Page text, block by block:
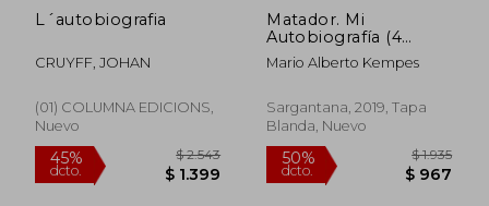
50%
dcto. $ 802
20%
dcto.
L´autobiografia
CRUYFF, JOHAN
(01) COLUMNA EDICIONS,
Nuevo
Matador. Mi
Autobiografía (4
edición)
Mario Alberto Kempes
Sargantana, 2019, Tapa
Blanda, Nuevo